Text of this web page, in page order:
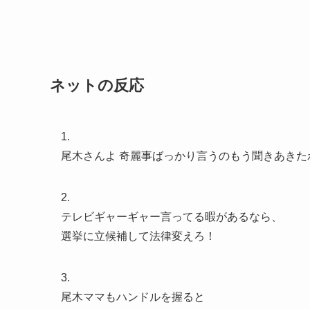
ネットの反応
1.
尾木さんよ 奇麗事ばっかり言うのもう聞きあき
2.
テレビギャーギャー言ってる暇があるなら、
選挙に立候補して法律変えろ！
3.
尾木ママもハンドルを握ると